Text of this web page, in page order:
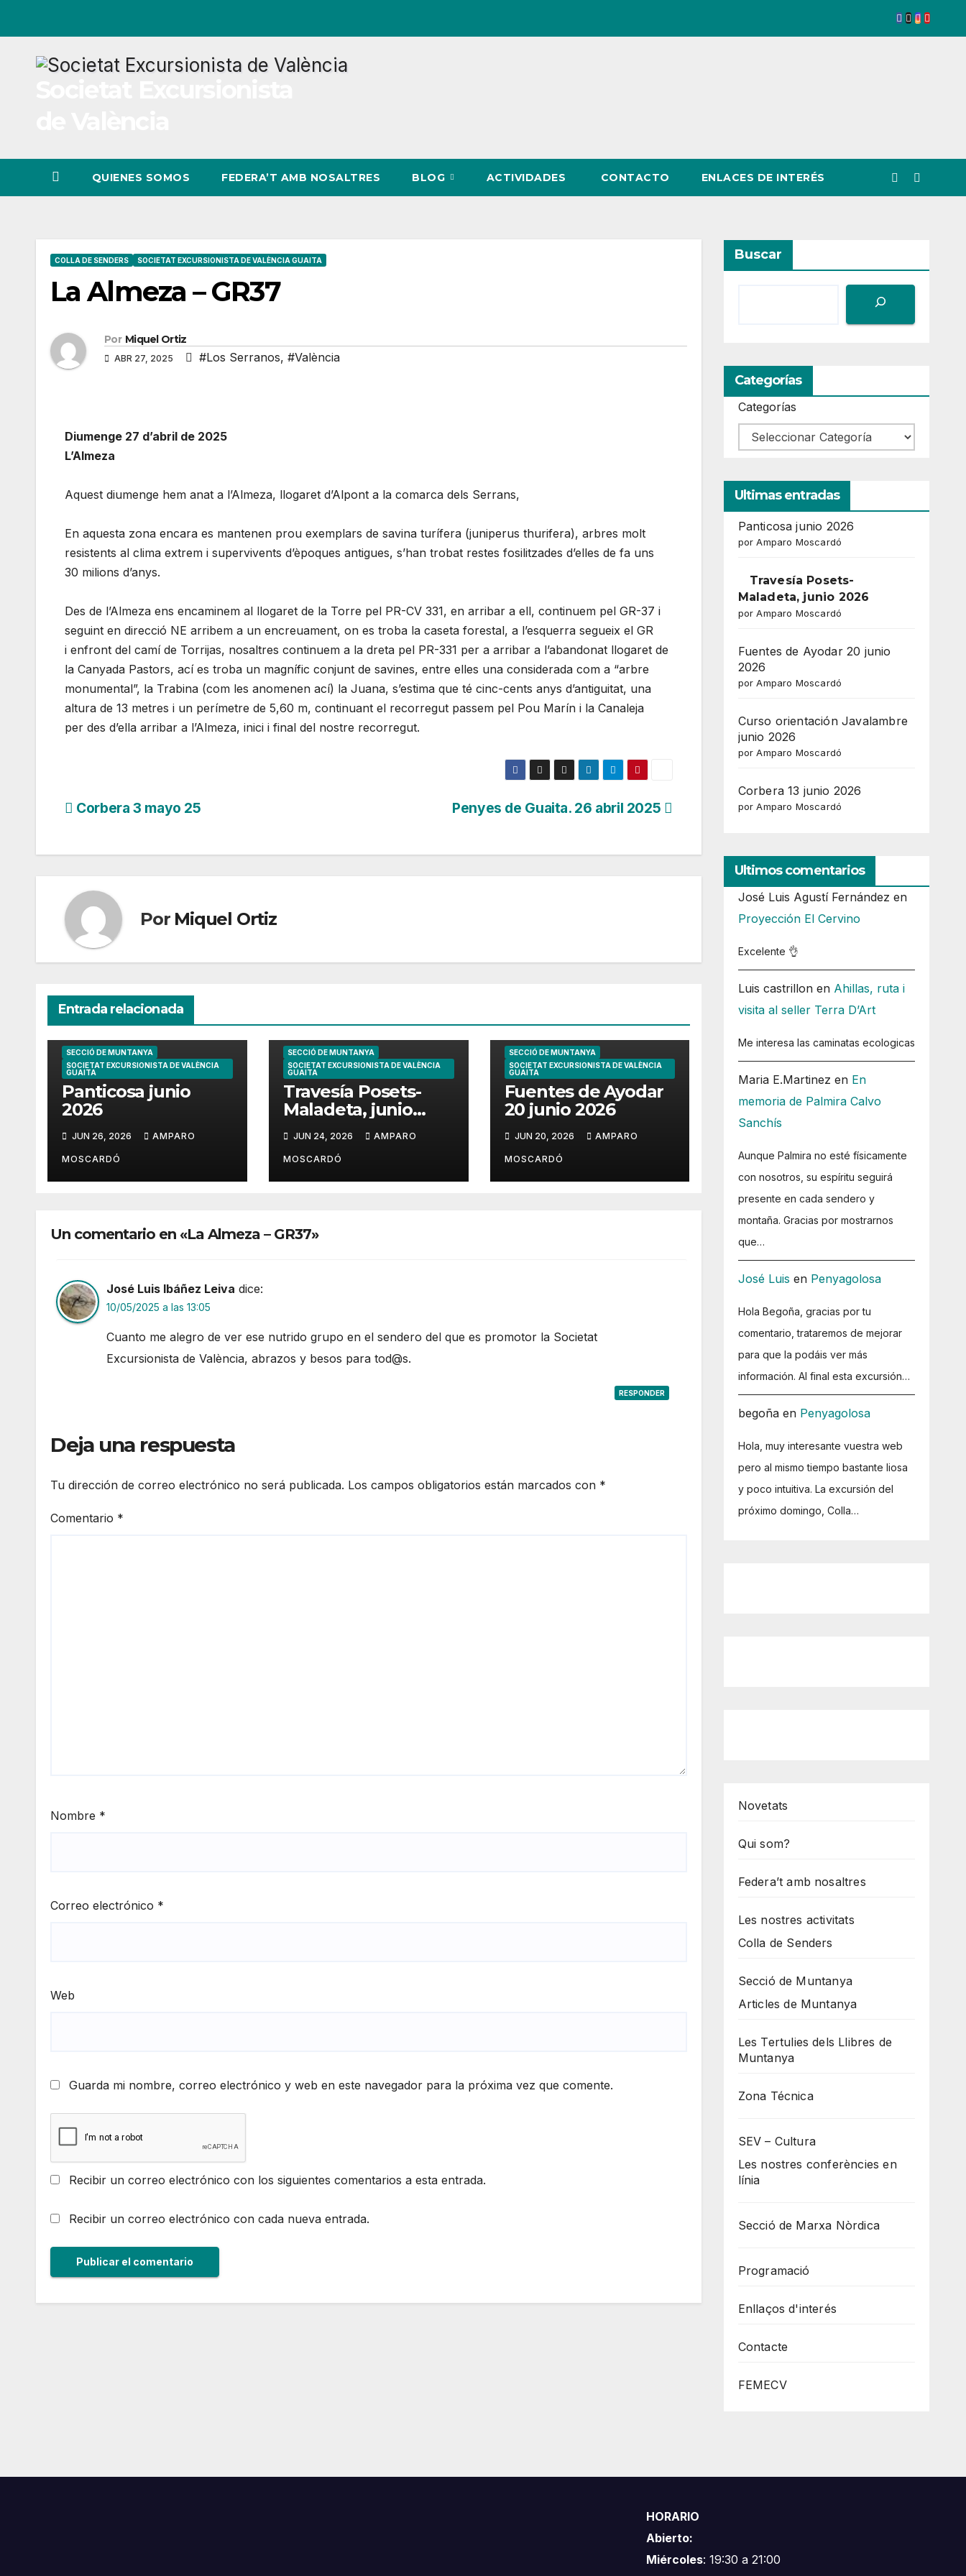
contenido
QUIENES SOMOS FEDERA’T AMB NOSALTRES BLOG ACTIVIDADES CONTACTO ENLACES DE INTERÉS
COLLA DE SENDERS SOCIETAT EXCURSIONISTA DE VALÈNCIA GUAITA
La Almeza – GR37
Por Miquel Ortiz
ABR 27, 2025 #Los Serranos, #València
Diumenge 27 d’abril de 2025
L’Almeza
Aquest diumenge hem anat a l’Almeza, llogaret d’Alpont a la comarca dels Serrans,
En aquesta zona encara es mantenen prou exemplars de savina turífera (juniperus thurifera), arbres molt
resistents al clima extrem i supervivents d’èpoques antigues, s’han trobat restes fosilitzades d’elles de fa uns
30 milions d’anys.
Des de l’Almeza ens encaminem al llogaret de la Torre pel PR-CV 331, en arribar a ell, continuem pel GR-37 i
seguint en direcció NE arribem a un encreuament, on es troba la caseta forestal, a l’esquerra segueix el GR
i enfront del camí de Torrijas, nosaltres continuem a la dreta pel PR-331 per a arribar a l’abandonat llogaret de
la Canyada Pastors, ací es troba un magnífic conjunt de savines, entre elles una considerada com a “arbre
monumental”, la Trabina (com les anomenen ací) la Juana, s’estima que té cinc-cents anys d’antiguitat, una
altura de 13 metres i un perímetre de 5,60 m, continuant el recorregut passem pel Pou Marín i la Canaleja
per des d’ella arribar a l’Almeza, inici i final del nostre recorregut.
Navegación
Penyes de Guaita. 26 abril 2025
Corbera 3 mayo 25
Por Miquel Ortiz
Entrada relacionada
SECCIÓ DE MUNTANYA
SOCIETAT EXCURSIONISTA DE VALÈNCIA
GUAITA
Panticosa junio
2026
JUN 26, 2026 AMPARO
MOSCARDÓ
SECCIÓ DE MUNTANYA
SOCIETAT EXCURSIONISTA DE VALÈNCIA
GUAITA
Travesía Posets-
Maladeta, junio
JUN 24, 2026 AMPARO
MOSCARDÓ
SECCIÓ DE MUNTANYA
SOCIETAT EXCURSIONISTA DE VALÈNCIA
GUAITA
Fuentes de Ayodar
20 junio 2026
JUN 20, 2026 AMPARO
MOSCARDÓ
Un comentario en «La Almeza – GR37»
José Luis Ibáñez Leiva dice:
10/05/2025 a las 13:05
Cuanto me alegro de ver ese nutrido grupo en el sendero del que es promotor la Societat
Excursionista de València, abrazos y besos para tod@s.
RESPONDER
Deja una respuesta
Tu dirección de correo electrónico no será publicada. Los campos obligatorios están marcados con *
Comentario *
Nombre *
Correo electrónico *
Web
Guarda mi nombre, correo electrónico y web en este navegador para la próxima vez que comente.
Recibir un correo electrónico con los siguientes comentarios a esta entrada.
Recibir un correo electrónico con cada nueva entrada.
Buscar
Categorías
Categorías
Ultimas entradas
Panticosa junio 2026
por Amparo Moscardó
Travesía Posets-
Maladeta, junio 2026
por Amparo Moscardó
Fuentes de Ayodar 20 junio
2026
por Amparo Moscardó
Curso orientación Javalambre
junio 2026
por Amparo Moscardó
Corbera 13 junio 2026
por Amparo Moscardó
Ultimos comentarios
José Luis Agustí Fernández en
Proyección El Cervino
Excelente 👌
Luis castrillonen Ahillas, ruta i
visita al seller Terra D’Art
Me interesa las caminatas ecologicas
Maria E.Martinez en En
memoria de Palmira Calvo
Sanchís
Aunque Palmira no esté físicamente
con nosotros, su espíritu seguirá
presente en cada sendero y
montaña. Gracias por mostrarnos
que…
José Luis en Penyagolosa
Hola Begoña, gracias por tu
comentario, trataremos de mejorar
para que la podáis ver más
información. Al final esta excursión…
begoñaen Penyagolosa
Hola, muy interesante vuestra web
pero al mismo tiempo bastante liosa
y poco intuitiva. La excursión del
próximo domingo, Colla…
Novetats
Qui som?
Federa’t amb nosaltres
Les nostres activitats
Colla de Senders
Secció de Muntanya
Articles de Muntanya
Les Tertulies dels Llibres de
Muntanya
Zona Técnica
SEV – Cultura
Les nostres conferències en
línia
Secció de Marxa Nòrdica
Programació
Enllaços d'interés
Contacte
FEMECV
HORARIO
Abierto:
Miércoles: 19:30 a 21:00